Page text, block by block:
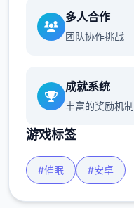
多人合作
团队协作挑战
成就系统
丰富的奖励机制
游戏标签
#催眠 #安卓